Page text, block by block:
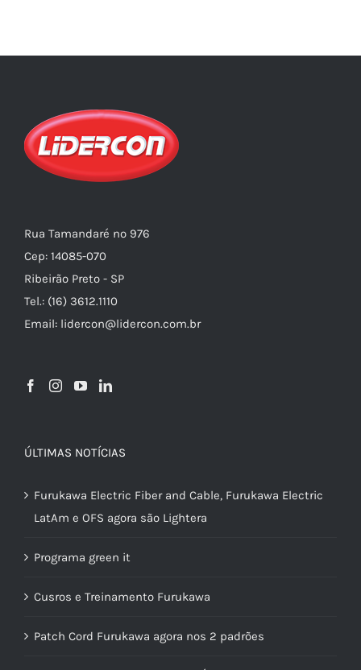
Rua Tamandaré nº 976
Cep: 14085-070
Ribeirão Preto - SP
Tel.: (16) 3612.1110
Email: lidercon@lidercon.com.br
ÚLTIMAS NOTÍCIAS
Furukawa Electric Fiber and Cable, Furukawa Electric
LatAm e OFS agora são Lightera
Programa green it
Cusros e Treinamento Furukawa
Patch Cord Furukawa agora nos 2 padrões